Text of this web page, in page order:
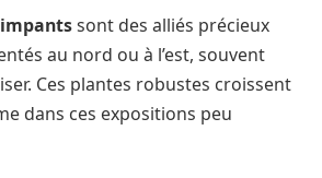
sont des alliés précieux
au nord ou à l’est, souvent
Ces plantes robustes croissent
dans ces expositions peu